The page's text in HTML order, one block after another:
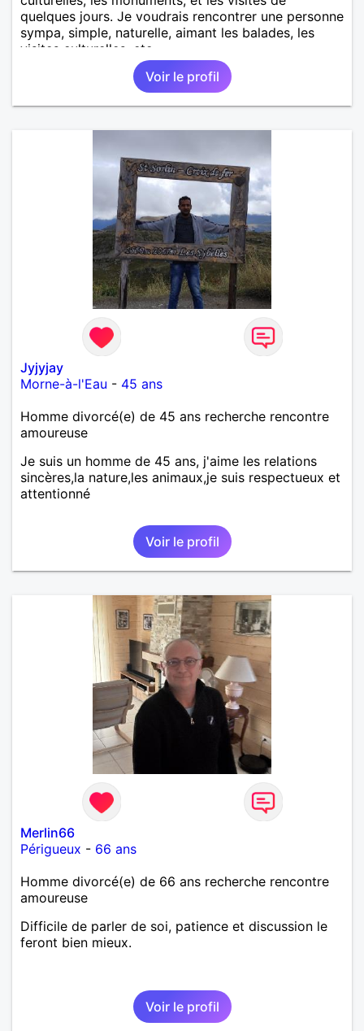
quelques jours. Je voudrais rencontrer une personne
sympa, simple, naturelle, aimant les balades, les
visites culturelles, etc..
Voir le profil
Jyjyjay
Morne-à-l'Eau - 45 ans
Homme divorcé(e) de 45 ans recherche rencontre
amoureuse
Je suis un homme de 45 ans, j'aime les relations
sincères,la nature,les animaux,je suis respectueux et
attentionné
Voir le profil
Merlin66
Périgueux - 66 ans
Homme divorcé(e) de 66 ans recherche rencontre
amoureuse
Difficile de parler de soi, patience et discussion le
feront bien mieux.
Voir le profil